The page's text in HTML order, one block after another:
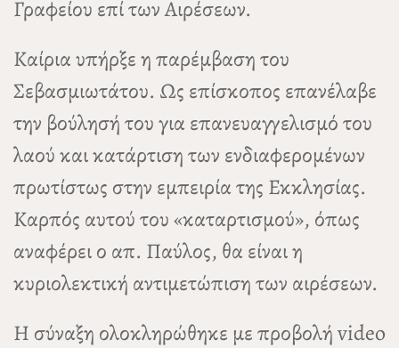
Γραφείου επί των Αιρέσεων.
Καίρια υπήρξε η παρέμβαση του
Σεβασμιωτάτου. Ως επίσκοπος επανέλαβε
την βούλησή του για επανευαγγελισμό του
λαού και κατάρτιση των ενδιαφερομένων
πρωτίστως στην εμπειρία της Εκκλησίας.
Καρπός αυτού του «καταρτισμού», όπως
αναφέρει ο απ. Παύλος, θα είναι η
κυριολεκτική αντιμετώπιση των αιρέσεων.
Η σύναξη ολοκληρώθηκε με προβολή video